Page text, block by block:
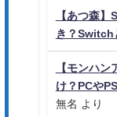
【あつ森
き？Switch
【モンハ
け？PCや
無名
より